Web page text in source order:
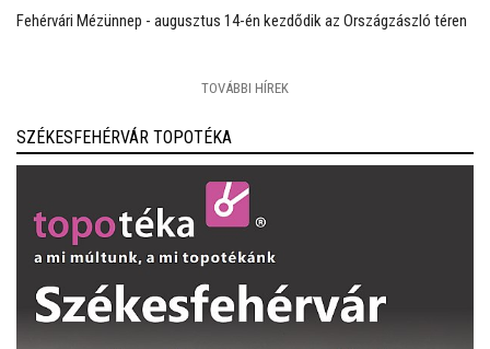
Fehérvári Mézünnep - augusztus 14-én kezdődik az Országzászló téren
TOVÁBBI HÍREK
SZÉKESFEHÉRVÁR TOPOTÉKA